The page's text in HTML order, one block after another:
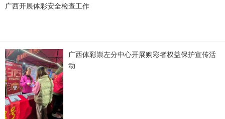
广西开展体彩安全检查工作
广西体彩崇左分中心开展购彩者权益保护宣传活
动